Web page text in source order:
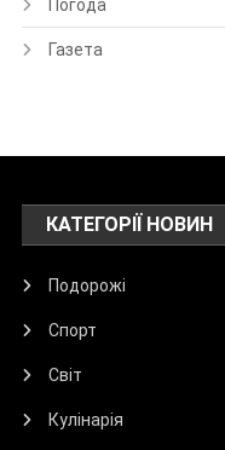
Погода
Газета
КАТЕГОРІЇ НОВИН
Подорожі
Спорт
Світ
Кулінарія